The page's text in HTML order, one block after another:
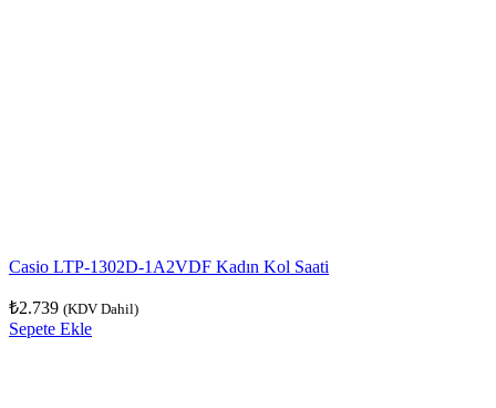
Casio LTP-1302D-1A2VDF Kadın Kol Saati
₺2.739 (KDV Dahil)
Sepete Ekle